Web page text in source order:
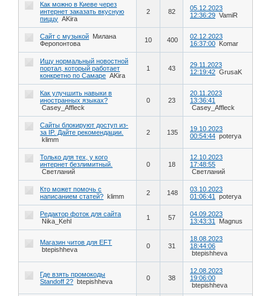
Как можно в Киеве через
интернет заказать вкусную
пиццу AKira
2 82
05.12.2023
12:36:29 VamiR
Сайт с музыкой Милана
Феропонтова
10 400
02.12.2023
16:37:00
Komar
Ищу нормальный новостной
портал, который работает
конкретно по Самаре AKira
1 43
29.11.2023
12:19:42 GrusaK
Как улучшить навыки в
иностранных языках?
Casey_Affleck
0 23
20.11.2023
13:36:41
Casey_Affleck
Сайты блокируют доступ из-
за IP. Дайте рекомендации.
klimm
2 135
19.10.2023
00:54:44 poterya
Только для тех, у кого
интернет безлимитный.
Светланий
0 18
12.10.2023
17:48:55
Светланий
Кто может помочь с
написанием статей? klimm 2 148
03.10.2023
01:06:41
poterya
Редактор фоток для сайта
Nika_Kehl
1 57
04.09.2023
13:43:31
Magnus
Магазин читов для EFT
btepishheva
0 31
18.08.2023
18:44:06
btepishheva
Где взять промокоды
Standoff 2? btepishheva 0 38
12.08.2023
19:06:00
btepishheva